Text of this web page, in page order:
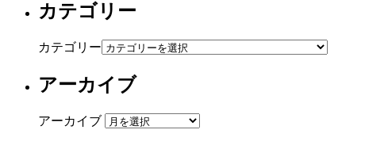
カテゴリー
カテゴリー
アーカイブ
アーカイブ